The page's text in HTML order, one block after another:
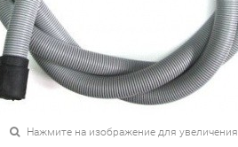
Нажмите на изображение для увеличения